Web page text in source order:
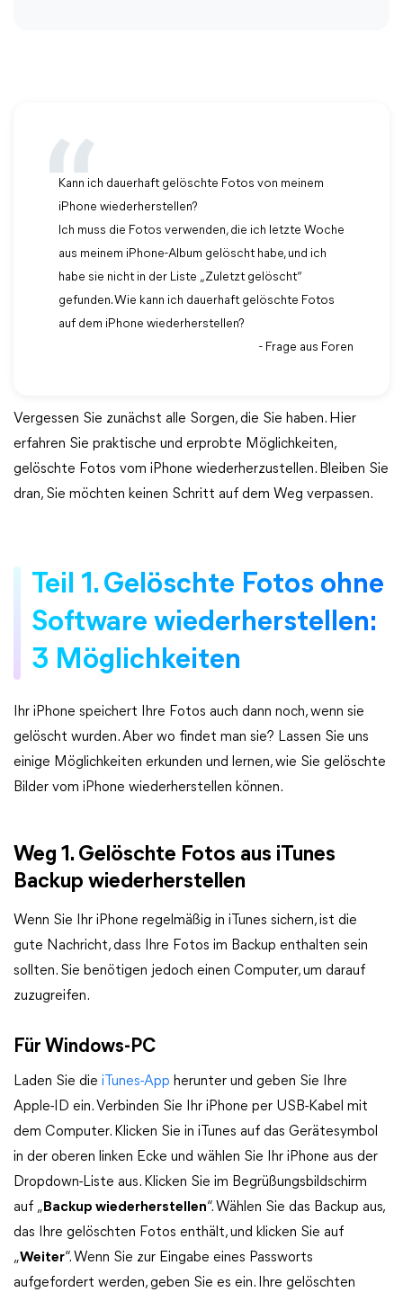
Kann ich dauerhaft gelöschte Fotos von meinem
iPhone wiederherstellen?
Ich muss die Fotos verwenden, die ich letzte Woche
aus meinem iPhone-Album gelöscht habe, und ich
habe sie nicht in der Liste „Zuletzt gelöscht“
gefunden. Wie kann ich dauerhaft gelöschte Fotos
auf dem iPhone wiederherstellen?
- Frage aus Foren
Vergessen Sie zunächst alle Sorgen, die Sie haben. Hier
erfahren Sie praktische und erprobte Möglichkeiten,
gelöschte Fotos vom iPhone wiederherzustellen. Bleiben Sie
dran, Sie möchten keinen Schritt auf dem Weg verpassen.
Teil 1. Gelöschte Fotos ohne
Software wiederherstellen:
3 Möglichkeiten
Ihr iPhone speichert Ihre Fotos auch dann noch, wenn sie
gelöscht wurden. Aber wo findet man sie? Lassen Sie uns
einige Möglichkeiten erkunden und lernen, wie Sie gelöschte
Bilder vom iPhone wiederherstellen können.
Weg 1. Gelöschte Fotos aus iTunes
Backup wiederherstellen
Wenn Sie Ihr iPhone regelmäßig in iTunes sichern, ist die
gute Nachricht, dass Ihre Fotos im Backup enthalten sein
sollten. Sie benötigen jedoch einen Computer, um darauf
zuzugreifen.
Für Windows-PC
Laden Sie die iTunes-App herunter und geben Sie Ihre
Apple-ID ein. Verbinden Sie Ihr iPhone per USB-Kabel mit
dem Computer. Klicken Sie in iTunes auf das Gerätesymbol
in der oberen linken Ecke und wählen Sie Ihr iPhone aus der
Dropdown-Liste aus. Klicken Sie im Begrüßungsbildschirm
auf „ Backup wiederherstellen“. Wählen Sie das Backup aus,
das Ihre gelöschten Fotos enthält, und klicken Sie auf
„Weiter“. Wenn Sie zur Eingabe eines Passworts
aufgefordert werden, geben Sie es ein. Ihre gelöschten